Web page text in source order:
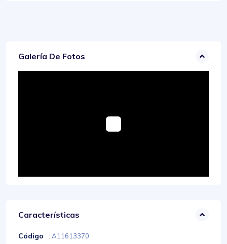
Galería De Fotos
Características
Código : A11613370